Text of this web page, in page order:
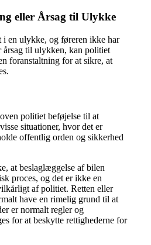
eller Årsag til Ulykke
en ulykke, og føreren ikke har
til ulykken, kan politiet
foranstaltning for at sikre, at
politiet beføjelse til at
situationer, hvor det er
offentlig orden og sikkerhed
at beslaglæggelse af bilen
proces, og det er ikke en
af politiet. Retten eller
have en rimelig grund til at
er normalt regler og
for at beskytte rettighederne for